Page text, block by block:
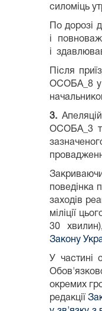
силоміць
По дорозі
і
і
Після
ОСОБА_8 у
3.
ОСОБА_3
поведінка
заходів
міліції
30
Закону
У частині
окремих
редакції